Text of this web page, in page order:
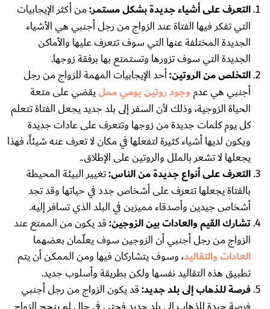
التعرف على أشياء جديدة بشكل مستمر:من أكثر الإيجابيات
التي تفكر فيها الفتاة عند الزواج من رجل أجنبي هي الأشياء
الجديدة المختلفة عنها التي سوف تتعرف عليها والأماكن
الجديدة التي سوف تزورها وتستمتع بها برفقة زوجها.
التخلص من الروتين:أحد الإيجابيات المهمة للزواج من رجل
أجنبي هي عدموجود روتين يومي ممليقضي على متعة
الحياة الزوجية، وذلك لأن السفر إلى بلد جديد يجعل الفتاة تتعلم
كل يوم كلمات جديدة من زوجها وتتعرف على عادات جديدة
ويكون لديها أشياء كثيرة لتفعلها في مكان لا تعرف عنه شيئاً، فهذا
يجعلها لا تشعر بالملل والروتين على الإطلاق..
التعرف على أنواع جديدة من الناس:تغيير البيئة المحيطة
بالفتاة يجعلها تتعرف على أشخاص جدد في حياتها وقد تجد
أشخاص جيدين وأصدقاء مميزين في البلد الذي تسافر إليه.
تشارك القيم والعادات بين الزوجين:قد يكون من الممتع عند
الزواج من رجل أجنبي أن الزوجين سوف يعلّمان بعضهما
العادات والتقاليد، وسوف يتشاركان فيها ومن الممكن أن يتم
تطبيق هذه التقاليد نفسها ولكن بطريقة وأسلوب جديد.
فرصة للذهاب إلى بلد جديد:قد يكون الزواج من رجل أجنبي